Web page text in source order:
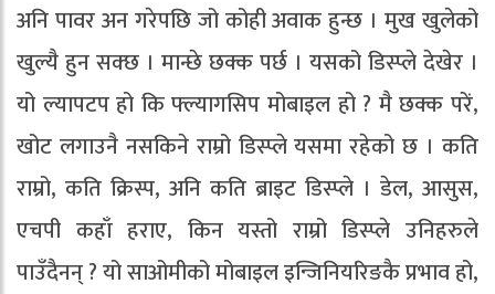
अनि पावर अन गरेपछि जो कोही अवाक हुन्छ । मुख खुलेको
खुल्यै हुन सक्छ । मान्छे छक्क पर्छ । यसको डिस्प्ले देखेर ।
यो ल्यापटप हो कि फ्ल्यागसिप मोबाइल हो ? मै छक्क परें,
खोट लगाउनै नसकिने राम्रो डिस्प्ले यसमा रहेको छ । कति
राम्रो, कति क्रिस्प, अनि कति ब्राइट डिस्प्ले । डेल, आसुस,
एचपी कहाँ हराए, किन यस्तो राम्रो डिस्प्ले उनिहरुले
पाउँदैनन् ? यो साओमीको मोबाइल इन्जिनियरिङकै प्रभाव हो,